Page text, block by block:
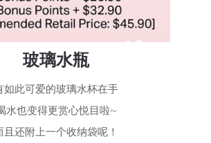
玻璃水瓶
如此可爱的玻璃水杯在手
水也变得更赏心悦目啦~
且还附上一个收纳袋呢！